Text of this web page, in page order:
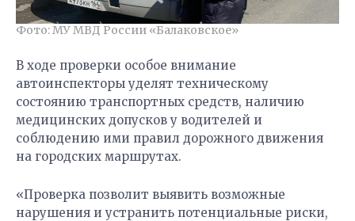
Фото: МУ МВД России «Балаковское»
В ходе проверки особое внимание
автоинспекторы уделят техническому
состоянию транспортных средств, наличию
медицинских допусков у водителей и
соблюдению ими правил дорожного движения
на городских маршрутах.
«Проверка позволит выявить возможные
нарушения и устранить потенциальные риски,